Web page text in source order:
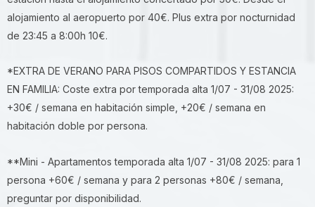
alojamiento al aeropuerto por 40€. Plus extra por nocturnidad
de 23:45 a 8:00h 10€.
*EXTRA DE VERANO PARA PISOS COMPARTIDOS Y ESTANCIA
EN FAMILIA: Coste extra por temporada alta 1/07 - 31/08 2025:
+30€ / semana en habitación simple, +20€ / semana en
habitación doble por persona.
**Mini - Apartamentos temporada alta 1/07 - 31/08 2025: para 1
persona +60€ / semana y para 2 personas +80€ / semana,
preguntar por disponibilidad.